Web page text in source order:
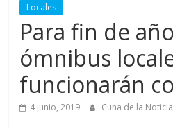
Locales
Para fin de
ómnibus
funcionarán
4 junio, 2019 Cuna de la Noticia